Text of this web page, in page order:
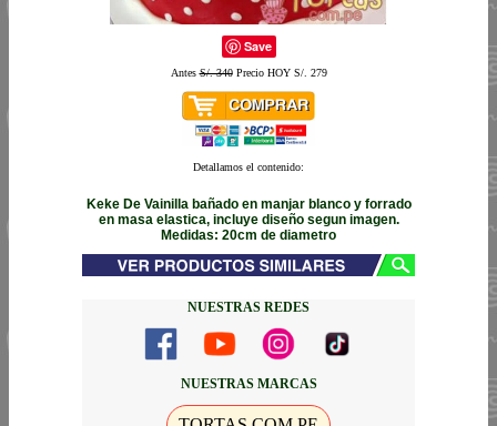
Save
AntesS/. 340Precio HOY S/. 279
Detallamos el contenido:
Keke De Vainilla bañado en manjar blanco y forrado
en masa elastica, incluye diseño segun imagen.
Medidas: 20cm de diametro
NUESTRAS REDES
NUESTRAS MARCAS